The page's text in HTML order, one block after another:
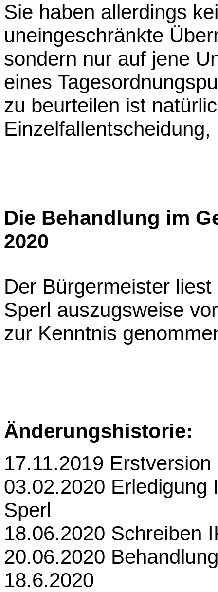
Sie haben allerdings
uneingeschränkte
sondern nur auf jene
eines
zu beurteilen ist
Einzelfallentscheidung,
Die Behandlung im
2020
Der Bürgermeister
Sperl auszugsweise
zur Kenntnis
Änderungshistorie:
17.11.2019 Erstversion
03.02.2020 Erledigung
Sperl
18.06.2020 Schreiben
20.06.2020
18.6.2020